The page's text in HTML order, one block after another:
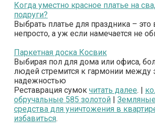
Когда уместно красное платье на
подруги?
Выбрать платье для праздника – это
непросто, а уж если намечается не
Паркетная доска Косвик
Выбирая пол для дома или офиса,
людей стремится к гармонии между
надежностью
Реставрация сумок читать далее. |
обручальные 585 золотой
средства для уничтожения в
избавиться.